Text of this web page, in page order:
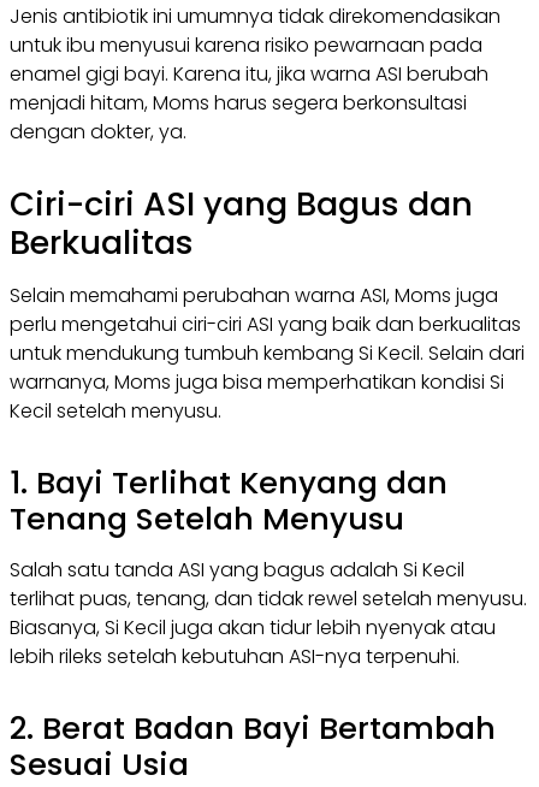
Jenis antibiotik ini umumnya tidak direkomendasikan
untuk ibu menyusui karena risiko pewarnaan pada
enamel gigi bayi. Karena itu, jika warna ASI berubah
menjadi hitam, Moms harus segera berkonsultasi
dengan dokter, ya.
Ciri-ciri ASI yang Bagus dan
Berkualitas
Selain memahami perubahan warna ASI, Moms juga
perlu mengetahui ciri-ciri ASI yang baik dan berkualitas
untuk mendukung tumbuh kembang Si Kecil. Selain dari
warnanya, Moms juga bisa memperhatikan kondisi Si
Kecil setelah menyusu.
1. Bayi Terlihat Kenyang dan
Tenang Setelah Menyusu
Salah satu tanda ASI yang bagus adalah Si Kecil
terlihat puas, tenang, dan tidak rewel setelah menyusu.
Biasanya, Si Kecil juga akan tidur lebih nyenyak atau
lebih rileks setelah kebutuhan ASI-nya terpenuhi.
2. Berat Badan Bayi Bertambah
Sesuai Usia